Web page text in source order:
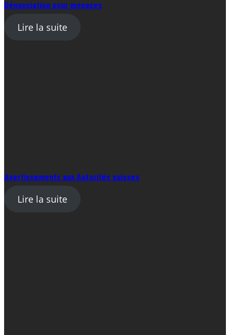
Dénonciation pour menaces
Lire la suite
Avertissements aux Autorités suisses
Lire la suite